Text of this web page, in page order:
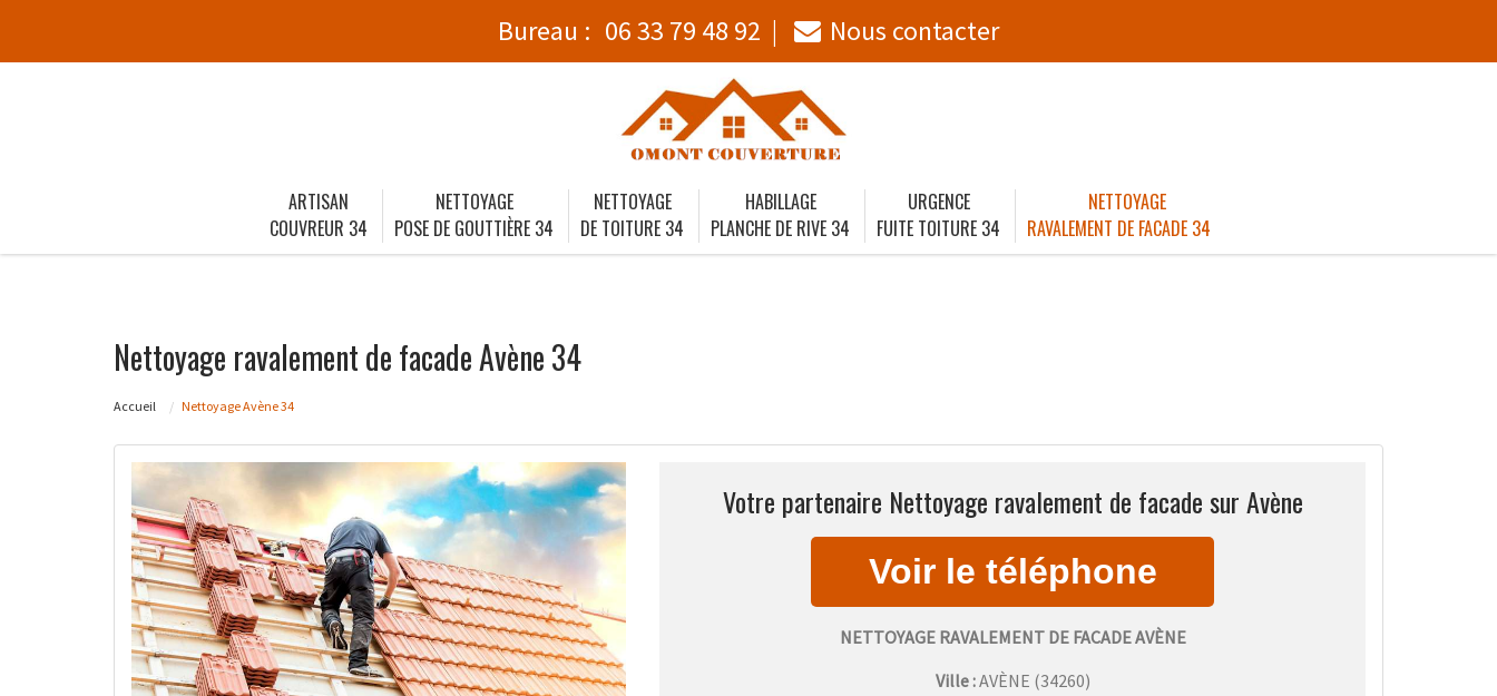
Bureau : 06 33 79 48 92 Nous contacter
ARTISAN
COUVREUR 34
NETTOYAGE
POSE DE GOUTTIÈRE 34
NETTOYAGE
DE TOITURE 34
HABILLAGE
PLANCHE DE RIVE 34
URGENCE
FUITE TOITURE 34
NETTOYAGE
RAVALEMENT DE FACADE 34
Nettoyage ravalement de facade Avène 34
Accueil Nettoyage Avène 34
Votre partenaire Nettoyage ravalement de facade sur Avène
NETTOYAGE RAVALEMENT DE FACADE AVÈNE
Ville :AVÈNE (34260)